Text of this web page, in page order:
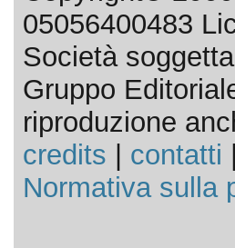
05056400483
Società
Gruppo
riproduzione
credits
contatti
Normativa sulla